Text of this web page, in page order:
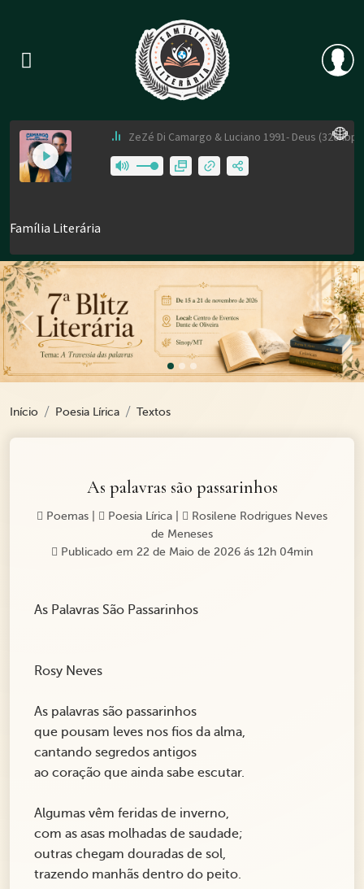
Previous
Início Poesia Lírica Textos
As palavras são passarinhos
Poemas Poesia Lírica
Rosilene Rodrigues Neves
de Meneses
Publicado em 22 de Maio de 2026 ás 12h 04min
As Palavras São Passarinhos
Rosy Neves
As palavras são passarinhos
que pousam leves nos fios da alma,
cantando segredos antigos
ao coração que ainda sabe escutar.
Algumas vêm feridas de inverno,
com as asas molhadas de saudade;
outras chegam douradas de sol,
trazendo manhãs dentro do peito.